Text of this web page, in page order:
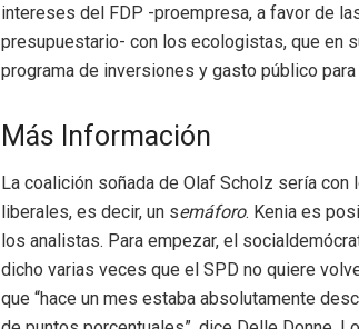
intereses del FDP -proempresa, a favor de
presupuestario- con los ecologistas, que en
programa de inversiones y gasto público
Más Información
La coalición soñada de Olaf Scholz sería
liberales, es decir, un semáforo. Kenia es
los analistas. Para empezar, el
dicho varias veces que el SPD no quiere
que “hace un mes estaba absolutamente